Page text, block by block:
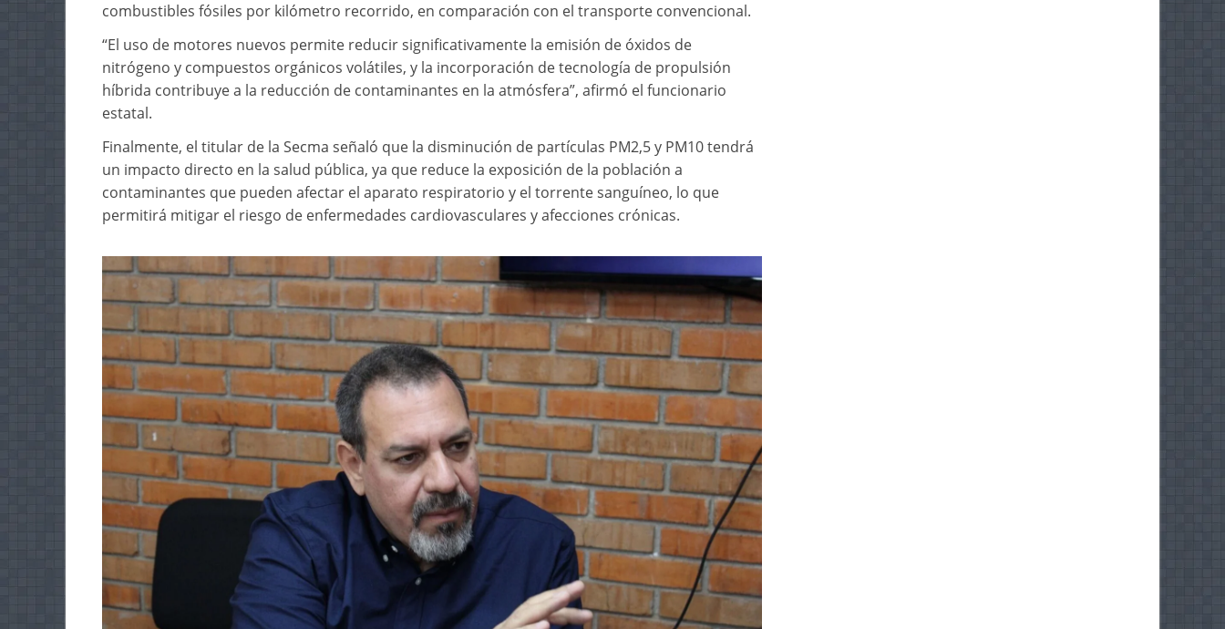
combustibles fósiles por kilómetro recorrido, en comparación con el transporte convencional.
“El uso de motores nuevos permite reducir significativamente la emisión de óxidos de
nitrógeno y compuestos orgánicos volátiles, y la incorporación de tecnología de propulsión
híbrida contribuye a la reducción de contaminantes en la atmósfera”, afirmó el funcionario
estatal.
Finalmente, el titular de la Secma señaló que la disminución de partículas PM2,5 y PM10 tendrá
un impacto directo en la salud pública, ya que reduce la exposición de la población a
contaminantes que pueden afectar el aparato respiratorio y el torrente sanguíneo, lo que
permitirá mitigar el riesgo de enfermedades cardiovasculares y afecciones crónicas.